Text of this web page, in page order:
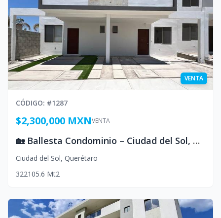
VENTA
CÓDIGO: #1287
VENTA
$2,300,000 MXN
🏡 Ballesta Condominio – Ciudad del Sol, Querétaro, Mexico
Ciudad del Sol, Querétaro
322105.6 Mt2